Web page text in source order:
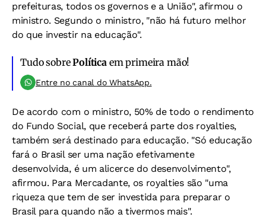
prefeituras, todos os governos e a União", afirmou o
ministro. Segundo o ministro, "não há futuro melhor
do que investir na educação".
Tudo sobrePolíticaem primeira mão!
Entre no canal do WhatsApp.
De acordo com o ministro, 50% de todo o rendimento
do Fundo Social, que receberá parte dos royalties,
também será destinado para educação. "Só educação
fará o Brasil ser uma nação efetivamente
desenvolvida, é um alicerce do desenvolvimento",
afirmou. Para Mercadante, os royalties são "uma
riqueza que tem de ser investida para preparar o
Brasil para quando não a tivermos mais".